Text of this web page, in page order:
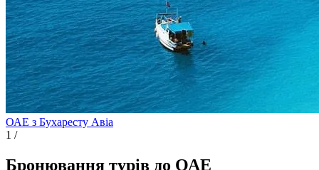
ОАЕ з Бухаресту Авіа
1 /
Бронювання турів до ОАЕ